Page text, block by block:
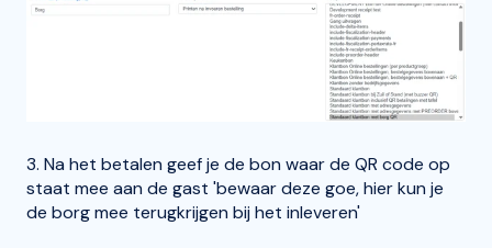
3. Na het betalen geef je de bon waar de QR code op
staat mee aan de gast 'bewaar deze goe, hier kun je
de borg mee terugkrijgen bij het inleveren'